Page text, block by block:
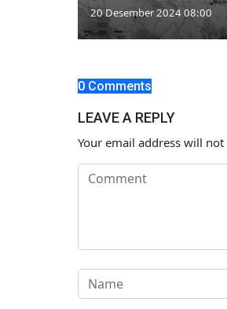
20 Desember 2024 08:00
0 Comments
LEAVE A REPLY
Your email address will